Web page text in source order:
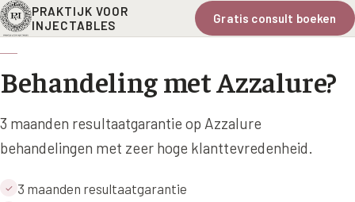
PRAKTIJK VOOR
INJECTABLES
Gratis consult boeken
Behandeling met Azzalure?
3 maanden resultaatgarantie op Azzalure
behandelingen met zeer hoge klanttevredenheid.
✓ 3 maanden resultaatgarantie